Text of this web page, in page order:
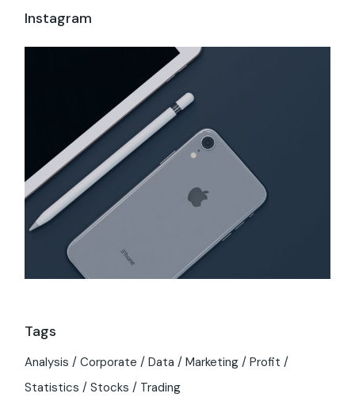
Instagram
Tags
Analysis Corporate Data Marketing
Profit
Statistics
Stocks Trading